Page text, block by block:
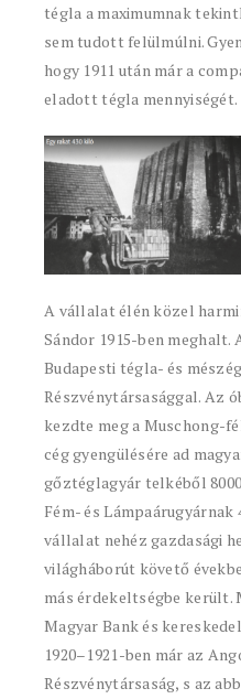
tégla a maximumnak
sem tudott felülmúlni.
hogy 1911 után már a
eladott tégla mennyiségét.
A vállalat élén közel
Sándor 1915-ben meghalt.
Budapesti tégla- és
Részvénytársasággal. Az
kezdte meg a Muschong-
cég gyengülésére ad
gőztéglagyár telkéből
Fém- és
vállalat nehéz gazdasági
világháborút követő
más érdekeltségbe került.
Magyar Bank és
1920–1921-ben már az
Részvénytársaság, s az